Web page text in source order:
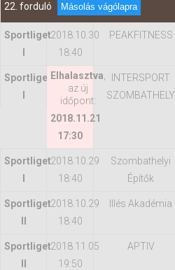
22. forduló Másolás vágólapra
Sportliget2018.10.30
18:40
PEAKFITNESS
Sportliget Elhalasztva
az új
időpont:
2018.11.21
17:30
INTERSPORT
SZOMBATHELY
Sportliget2018.10.29
18:40
Szombathelyi
Építők
Sportliget2018.10.29
18:40
Illés Akadémia
Sportliget2018.11.05
19:50
APTIV